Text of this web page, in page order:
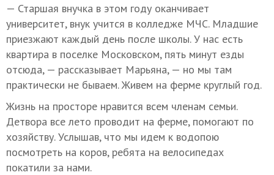
— Старшая внучка в этом году оканчивает
университет, внук учится в колледже МЧС. Младшие
приезжают каждый день после школы. У нас есть
квартира в поселке Московском, пять минут езды
отсюда, — рассказывает Марьяна, — но мы там
практически не бываем. Живем на ферме круглый год.
Жизнь на просторе нравится всем членам семьи.
Детвора все лето проводит на ферме, помогают по
хозяйству. Услышав, что мы идем к водопою
посмотреть на коров, ребята на велосипедах
покатили за нами.